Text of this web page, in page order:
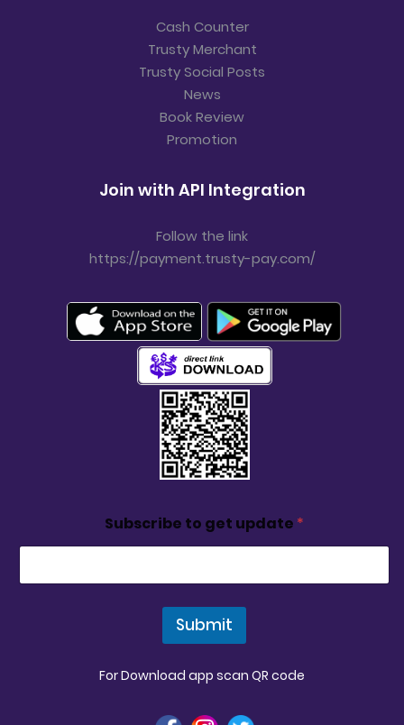
Cash Counter
Trusty Merchant
Trusty Social Posts
News
Book Review
Promotion
Join with API Integration
Follow the link
https://payment.trusty-pay.com/
Subscribe to get update *
Submit
For Download app scan QR code